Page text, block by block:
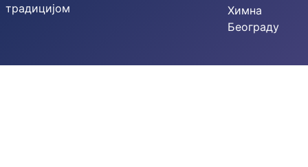
традицијом
Химна
Београду